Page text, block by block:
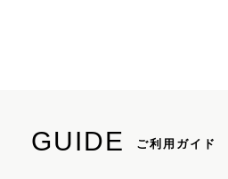
GUIDE ご利用ガイド